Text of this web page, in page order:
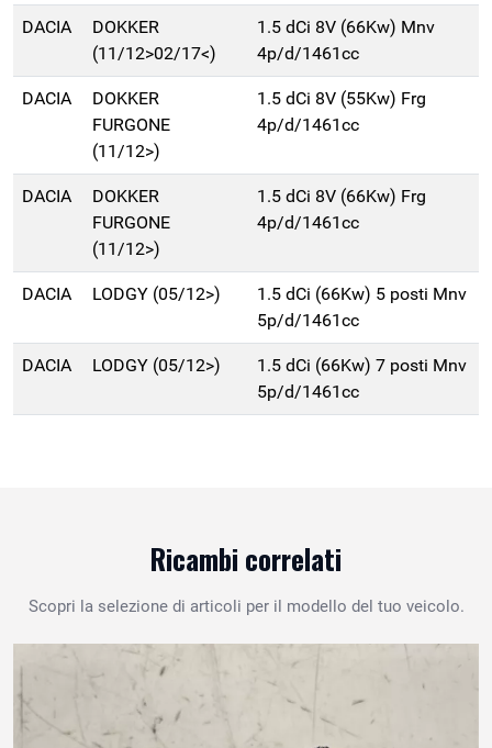
DACIA
DOKKER
(11/12>02/17<)
1.5 dCi 8V (66Kw) Mnv
4p/d/1461cc
DACIA
DOKKER
FURGONE
(11/12>)
1.5 dCi 8V (55Kw) Frg
4p/d/1461cc
DACIA
DOKKER
FURGONE
(11/12>)
1.5 dCi 8V (66Kw) Frg
4p/d/1461cc
DACIA LODGY (05/12>)
1.5 dCi (66Kw) 5 posti Mnv
5p/d/1461cc
DACIA LODGY (05/12>)
1.5 dCi (66Kw) 7 posti Mnv
5p/d/1461cc
Ricambi correlati
Scopri la selezione di articoli per il modello del tuo veicolo.